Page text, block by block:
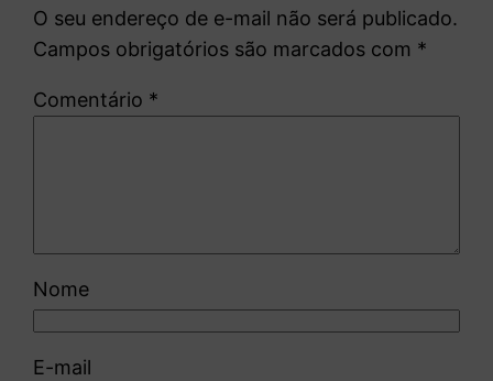
O seu endereço de e-mail não será publicado.
Campos obrigatórios são marcados com *
Comentário *
Nome
E-mail